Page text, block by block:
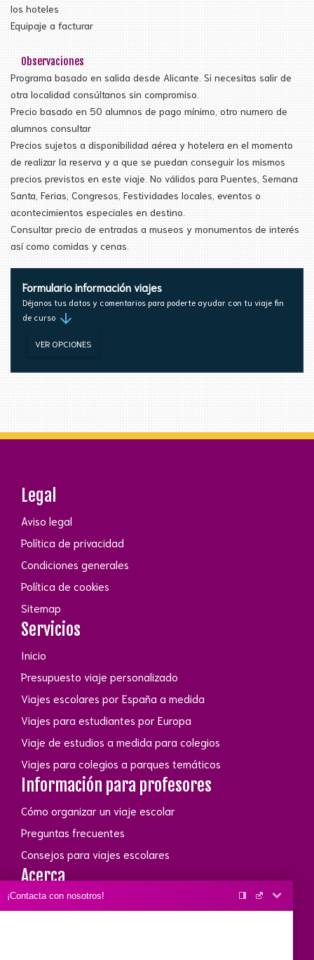
los hoteles
Equipaje a facturar
Observaciones
Programa basado en salida desde Alicante. Si necesitas salir de
otra localidad consúltanos sin compromiso.
Precio basado en 50 alumnos de pago mínimo, otro numero de
alumnos consultar
Precios sujetos a disponibilidad aérea y hotelera en el momento
de realizar la reserva y a que se puedan conseguir los mismos
precios previstos en este viaje. No válidos para Puentes, Semana
Santa, Ferias, Congresos, Festividades locales, eventos o
acontecimientos especiales en destino.
Consultar precio de entradas a museos y monumentos de interés
así como comidas y cenas.
Formulario información viajes
Déjanos tus datos y comentarios para poderte ayudar con tu viaje fin
de curso arrow_downward
VER OPCIONES
Legal
Aviso legal
Política de privacidad
Condiciones generales
Política de cookies
Sitemap
Servicios
Inicio
Presupuesto viaje personalizado
Viajes escolares por España a medida
Viajes para estudiantes por Europa
Viaje de estudios a medida para colegios
Viajes para colegios a parques temáticos
Información para profesores
Cómo organizar un viaje escolar
Preguntas frecuentes
Consejos para viajes escolares
Acerca
Conócenos
¡Contacta con nosotros!